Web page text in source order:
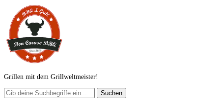
Grillen mit dem Grillweltmeister!